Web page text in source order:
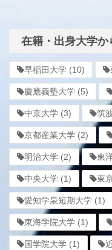
在籍・出身大学
早稲田大学 (10)
慶應義塾大学 (5)
中京大学 (3) 筑
京都産業大学 (2)
明治大学 (2) 東
中央大学 (1) 東
愛知学泉短期大学 (1)
東海学院大学 (1)
国学院大学 (1)